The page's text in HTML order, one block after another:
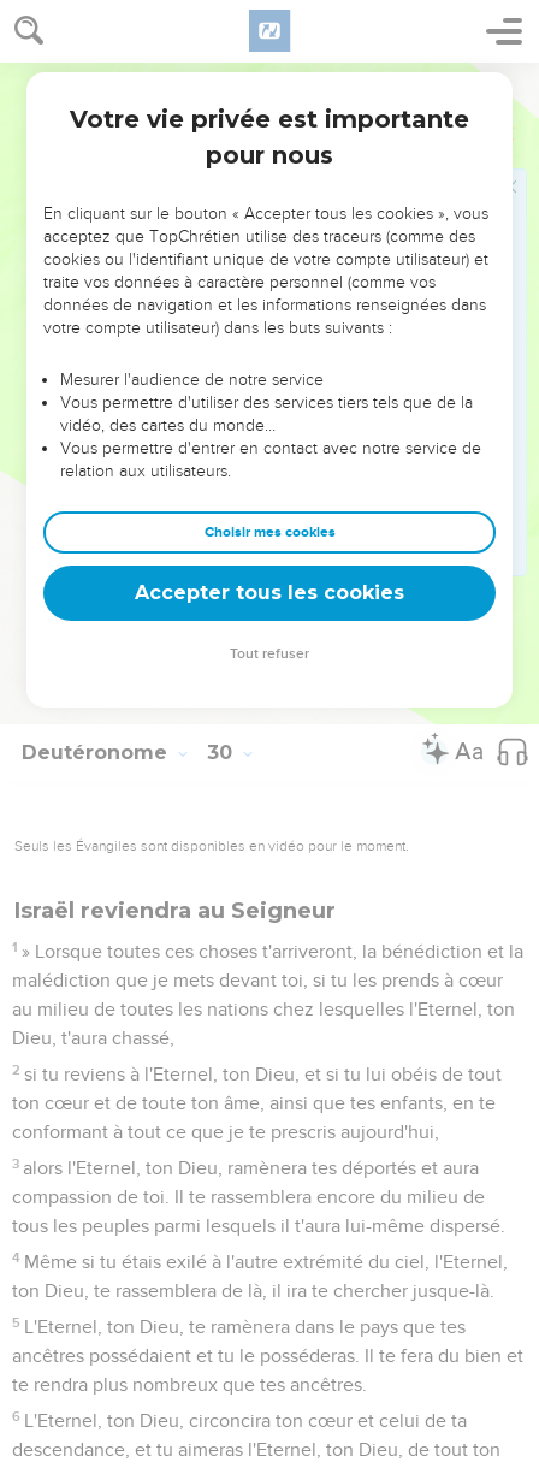
Deutéronome 29
aucune semence, ni produit, ni herbe qui pousse, comme
lors de la catastrophe qui a frappé Sodome, Gomorrhe, Adma
et Tseboïm, ces villes que l'Eternel a détruites dans sa colère
et ils diront avec toutes les nations : ‘Pourquoi l'Eternel a-t-
il traité ce pays ainsi ? Pourquoi cette ardente, cette grande
On répondra : ‘C'est parce qu'ils ont abandonné l'alliance
contractée avec eux par l'Eternel, le Dieu de leurs ancêtres,
lorsqu'il les a fait sortir d'Egypte ;
c'est parce qu'ils sont allés servir d'autres dieux et se
et que l'Eternel ne leur avait pas attribués.
Alors la colère de l'Eternel s'est enflammée contre ce pays
et il a fait venir sur lui toutes les malédictions écrites dans ce
livre.
L'Eternel les a arrachés de leur pays avec colère, avec
fureur, avec une grande indignation et il les a jetés dans un
autre pays, comme on le voit aujourd'hui.’
» Les choses cachées sont pour l'Eternel, notre Dieu ; les
Deutéronome 30
Seuls les Évangiles sont disponibles en vidéo pour le moment.
Israël reviendra au Seigneur
1 » Lorsque toutes ces choses t'arriveront, la bénédiction et la
malédiction que je mets devant toi, si tu les prends à cœur
au milieu de toutes les nations chez lesquelles l'Eternel, ton
Dieu, t'aura chassé,
2 si tu reviens à l'Eternel, ton Dieu, et si tu lui obéis de tout
ton cœur et de toute ton âme, ainsi que tes enfants, en te
conformant à tout ce que je te prescris aujourd'hui,
3 alors l'Eternel, ton Dieu, ramènera tes déportés et aura
compassion de toi. Il te rassemblera encore du milieu de
tous les peuples parmi lesquels il t'aura lui-même dispersé.
4 Même si tu étais exilé à l'autre extrémité du ciel, l'Eternel,
ton Dieu, te rassemblera de là, il ira te chercher jusque-là.
5 L'Eternel, ton Dieu, te ramènera dans le pays que tes
ancêtres possédaient et tu le posséderas. Il te fera du bien et
te rendra plus nombreux que tes ancêtres.
6 L'Eternel, ton Dieu, circoncira ton cœur et celui de ta
descendance, et tu aimeras l'Eternel, ton Dieu, de tout ton
Votre vie privée est importante
pour nous
En cliquant sur le bouton « Accepter tous les cookies », vous
acceptez que TopChrétien utilise des traceurs (comme des
cookies ou l'identifiant unique de votre compte utilisateur) et
traite vos données à caractère personnel (comme vos
données de navigation et les informations renseignées dans
votre compte utilisateur) dans les buts suivants :
Mesurer l'audience de notre service
Vous permettre d'utiliser des services tiers tels que de la
vidéo, des cartes du monde…
Vous permettre d'entrer en contact avec notre service de
relation aux utilisateurs.
Choisir mes cookies
Accepter tous les cookies
Tout refuser